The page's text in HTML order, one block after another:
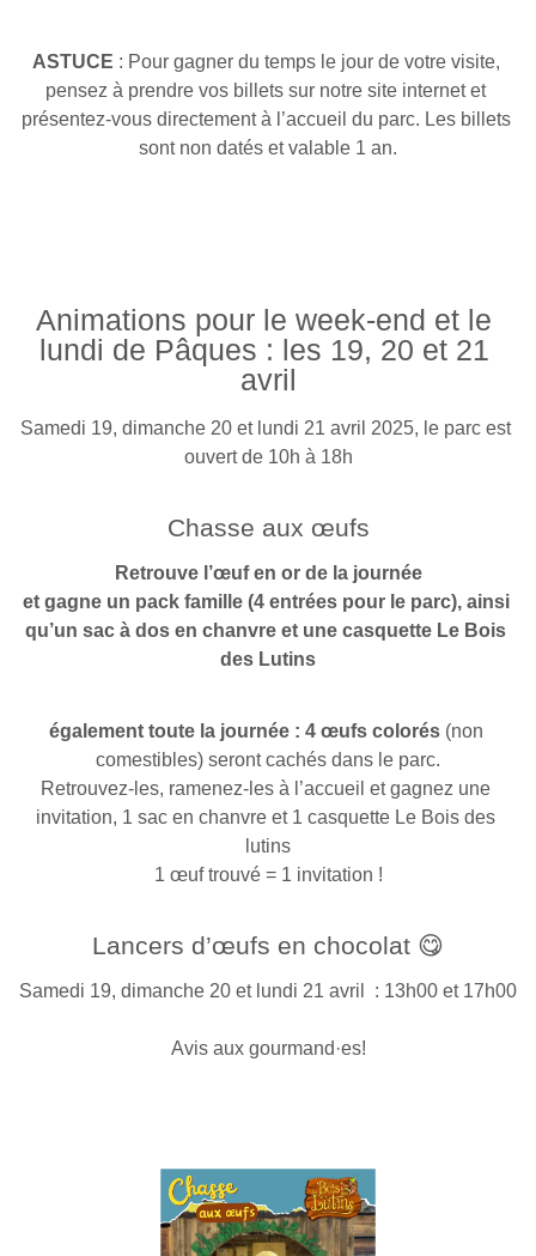
ASTUCE : Pour gagner du temps le jour de votre visite,
pensez à prendre vos billets sur notre site internet et
présentez-vous directement à l’accueil du parc. Les billets
sont non datés et valable 1 an.
Animations pour le week-end et le
lundi de Pâques : les 19, 20 et 21
avril
Samedi 19, dimanche 20 et lundi 21 avril 2025, le parc est
ouvert de 10h à 18h
Chasse aux œufs
Retrouve l’œuf en or de la journée
et gagne un pack famille (4 entrées pour le parc), ainsi
qu’un sac à dos en chanvre et une casquette Le Bois
des Lutins
également toute la journée : 4 œufs colorés (non
comestibles) seront cachés dans le parc.
Retrouvez-les, ramenez-les à l’accueil et gagnez une
invitation, 1 sac en chanvre et 1 casquette Le Bois des
lutins
1 œuf trouvé = 1 invitation !
Lancers d’œufs en chocolat 😋
Samedi 19, dimanche 20 et lundi 21 avril  : 13h00 et 17h00
Avis aux gourmand·es!